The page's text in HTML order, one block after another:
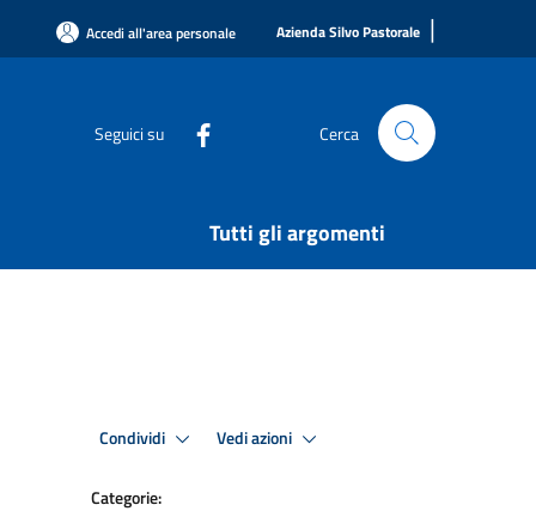
Accedi all'area personale Azienda Silvo Pastorale |
Seguici su Cerca
Tutti gli argomenti
Condividi Vedi azioni
Categorie: